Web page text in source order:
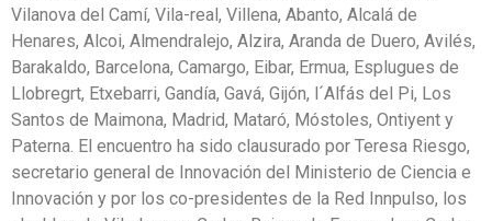
Vilanova del Camí, Vila-real, Villena, Abanto, Alcalá de
Henares, Alcoi, Almendralejo, Alzira, Aranda de Duero, Avilés,
Barakaldo, Barcelona, Camargo, Eibar, Ermua, Esplugues de
Llobregrt, Etxebarri, Gandía, Gavá, Gijón, l´Alfás del Pi, Los
Santos de Maimona, Madrid, Mataró, Móstoles, Ontiyent y
Paterna. El encuentro ha sido clausurado por Teresa Riesgo,
secretario general de Innovación del Ministerio de Ciencia e
Innovación y por los co-presidentes de la Red Innpulso, los